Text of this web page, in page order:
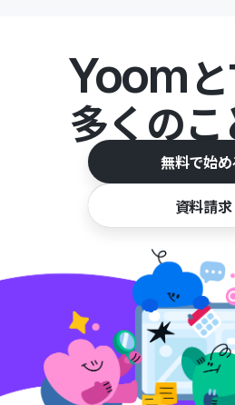
Yoomと
多くのこ
無料で始め
資料請求